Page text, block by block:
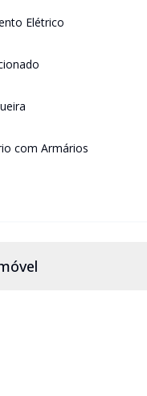
Elétrico
com Armários